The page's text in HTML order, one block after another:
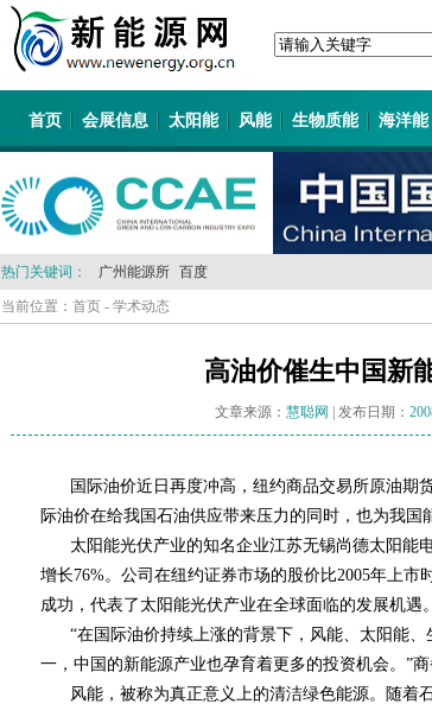
首页 会展信息 太阳能 风能 生物质能 海洋
热门关键词： 广州能源所 百度
当前位置： 首页 - 学术动态
高油价催生中国新
文章来源： 慧聪网 | 发布日期：
国际油价近日再度冲高，纽约商品交易所原油期
际油价在给我国石油供应带来压力的同时，也为我国
太阳能光伏产业的知名企业江苏无锡尚德太阳能
增长76%。公司在纽约证券市场的股价比2005年上
成功，代表了太阳能光伏产业在全球面临的发展机遇
“在国际油价持续上涨的背景下，风能、太阳能
一，中国的新能源产业也孕育着更多的投资机会。”
风能，被称为真正意义上的清洁绿色能源。随着